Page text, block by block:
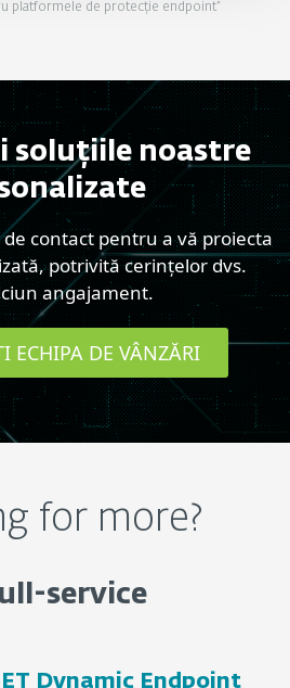
platformele de protecție endpoint”
soluțiile noastre
contact pentru a vă proiecta
potrivită cerințelor dvs.
angajament.
ECHIPA DE VÂNZĂRI
for more?
service
Dynamic Endpoint